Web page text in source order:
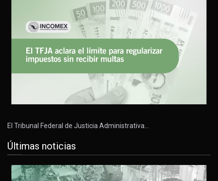
El Tribunal Federal de Justicia Administrativa…
Últimas noticias